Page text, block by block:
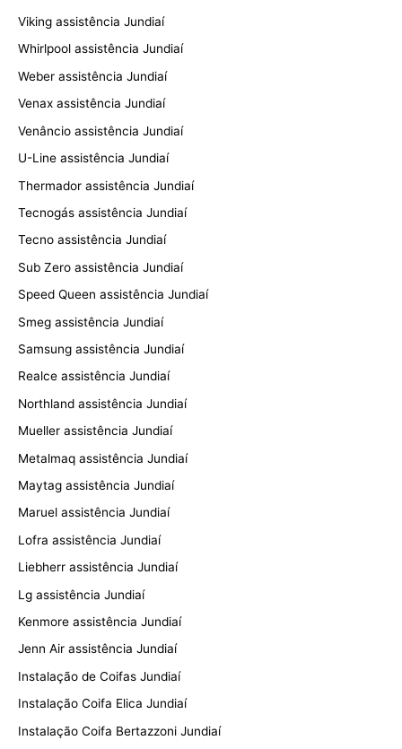
Viking assistência Jundiaí
Whirlpool assistência Jundiaí
Weber assistência Jundiaí
Venax assistência Jundiaí
Venâncio assistência Jundiaí
U-Line assistência Jundiaí
Thermador assistência Jundiaí
Tecnogás assistência Jundiaí
Tecno assistência Jundiaí
Sub Zero assistência Jundiaí
Speed Queen assistência Jundiaí
Smeg assistência Jundiaí
Samsung assistência Jundiaí
Realce assistência Jundiaí
Northland assistência Jundiaí
Mueller assistência Jundiaí
Metalmaq assistência Jundiaí
Maytag assistência Jundiaí
Maruel assistência Jundiaí
Lofra assistência Jundiaí
Liebherr assistência Jundiaí
Lg assistência Jundiaí
Kenmore assistência Jundiaí
Jenn Air assistência Jundiaí
Instalação de Coifas Jundiaí
Instalação Coifa Elica Jundiaí
Instalação Coifa Bertazzoni Jundiaí